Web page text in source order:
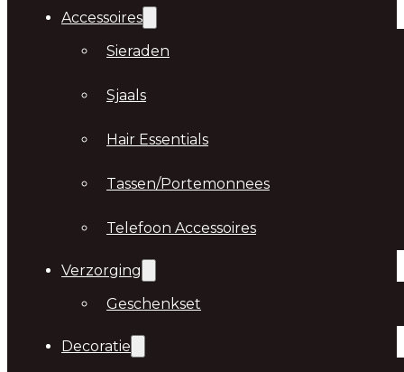
Accessoires
Sieraden
Sjaals
Hair Essentials
Tassen/Portemonnees
Telefoon Accessoires
Verzorging
Geschenkset
Decoratie